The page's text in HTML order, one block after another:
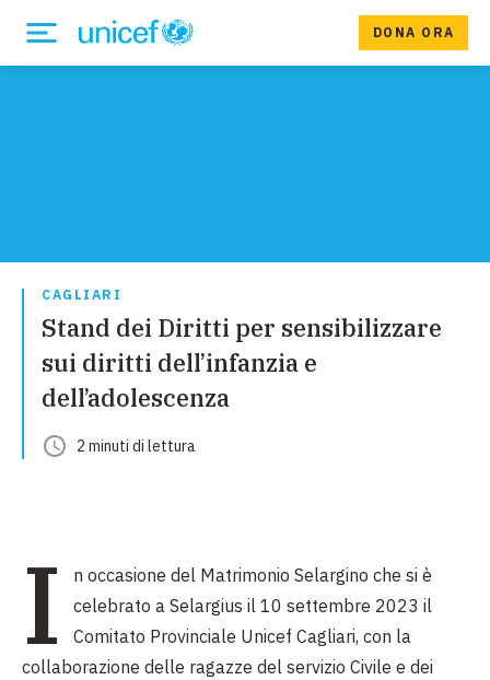
DONA ORA
CAGLIARI
Stand dei Diritti per sensibilizzare
sui diritti dell’infanzia e
dell’adolescenza
2 minuti di lettura
I
n occasione del Matrimonio Selargino che si è
celebrato a Selargius il 10 settembre 2023 il
Comitato Provinciale Unicef Cagliari, con la
collaborazione delle ragazze del servizio Civile e dei